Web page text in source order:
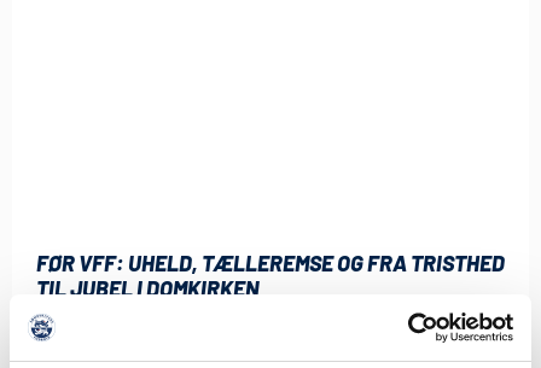
FØR VFF: UHELD, TÆLLEREMSE OG FRA TRISTHED
TIL JUBEL I DOMKIRKEN
6. AUGUST 2026
Fredag aften klokken 19.00 venter endnu et 3F Superliga-